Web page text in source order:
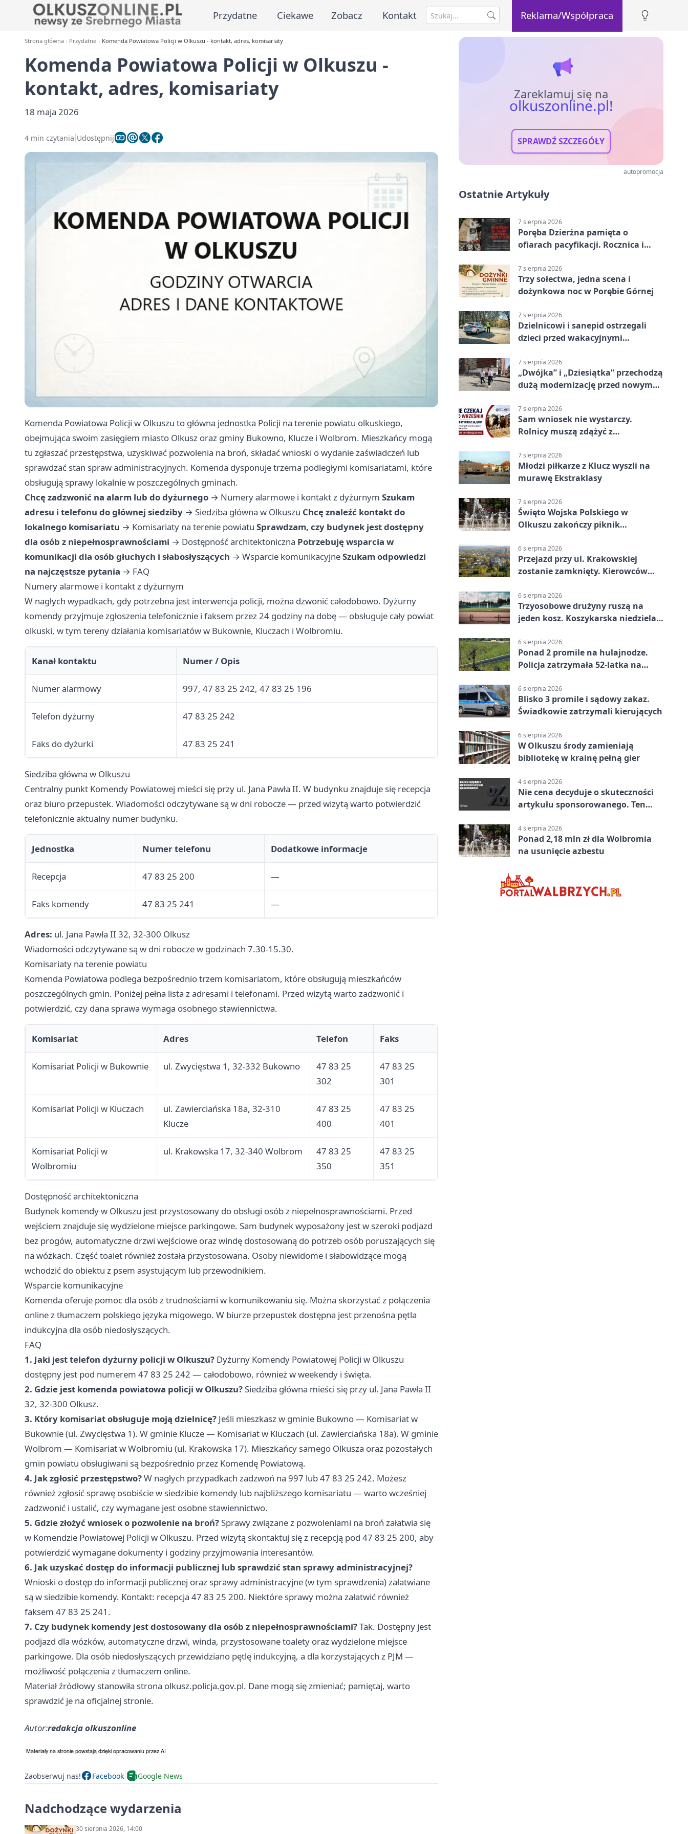
Przydatne Ciekawe Zobacz Kontakt Reklama/Współpraca
Strona główna Przydatne Komenda Powiatowa Policji w Olkuszu - kontakt, adres, komisariaty
Komenda Powiatowa Policji w Olkuszu -
kontakt, adres, komisariaty
18 maja 2026
4 min czytania Udostępnij
Komenda Powiatowa Policji w Olkuszu to główna jednostka Policji na terenie powiatu olkuskiego,
obejmująca swoim zasięgiem miasto Olkusz oraz gminy Bukowno, Klucze i Wolbrom. Mieszkańcy mogą
tu zgłaszać przestępstwa, uzyskiwać pozwolenia na broń, składać wnioski o wydanie zaświadczeń lub
sprawdzać stan spraw administracyjnych. Komenda dysponuje trzema podległymi komisariatami, które
obsługują sprawy lokalnie w poszczególnych gminach.
Chcę zadzwonić na alarm lub do dyżurnego → Numery alarmowe i kontakt z dyżurnym Szukam
adresu i telefonu do głównej siedziby → Siedziba główna w Olkuszu Chcę znaleźć kontakt do
lokalnego komisariatu → Komisariaty na terenie powiatu Sprawdzam, czy budynek jest dostępny
dla osób z niepełnosprawnościami → Dostępność architektoniczna Potrzebuję wsparcia w
komunikacji dla osób głuchych i słabosłyszących → Wsparcie komunikacyjneSzukam odpowiedzi
na najczęstsze pytania → FAQ
Numery alarmowe i kontakt z dyżurnym
W nagłych wypadkach, gdy potrzebna jest interwencja policji, można dzwonić całodobowo. Dyżurny
komendy przyjmuje zgłoszenia telefonicznie i faksem przez 24 godziny na dobę — obsługuje cały powiat
olkuski, w tym tereny działania komisariatów w Bukownie, Kluczach i Wolbromiu.
Kanał kontaktu Numer / Opis
Numer alarmowy 997, 47 83 25 242, 47 83 25 196
Telefon dyżurny 47 83 25 242
Faks do dyżurki 47 83 25 241
Siedziba główna w Olkuszu
Centralny punkt Komendy Powiatowej mieści się przy ul. Jana Pawła II. W budynku znajduje się recepcja
oraz biuro przepustek. Wiadomości odczytywane są w dni robocze — przed wizytą warto potwierdzić
telefonicznie aktualny numer budynku.
Jednostka Numer telefonu Dodatkowe informacje
Recepcja 47 83 25 200 —
Faks komendy 47 83 25 241 —
Adres: ul. Jana Pawła II 32, 32-300 Olkusz
Wiadomości odczytywane są w dni robocze w godzinach 7.30-15.30.
Komisariaty na terenie powiatu
Komenda Powiatowa podlega bezpośrednio trzem komisariatom, które obsługują mieszkańców
poszczególnych gmin. Poniżej pełna lista z adresami i telefonami. Przed wizytą warto zadzwonić i
potwierdzić, czy dana sprawa wymaga osobnego stawiennictwa.
Komisariat Adres Telefon Faks
Komisariat Policji w Bukownie ul. Zwycięstwa 1, 32-332 Bukowno
47 83 25
302
47 83 25
301
Komisariat Policji w Kluczach
ul. Zawierciańska 18a, 32-310
Klucze
47 83 25
400
47 83 25
401
Komisariat Policji w
Wolbromiu
ul. Krakowska 17, 32-340 Wolbrom
47 83 25
350
47 83 25
351
Dostępność architektoniczna
Budynek komendy w Olkuszu jest przystosowany do obsługi osób z niepełnosprawnościami. Przed
wejściem znajduje się wydzielone miejsce parkingowe. Sam budynek wyposażony jest w szeroki podjazd
bez progów, automatyczne drzwi wejściowe oraz windę dostosowaną do potrzeb osób poruszających się
na wózkach. Część toalet również została przystosowana. Osoby niewidome i słabowidzące mogą
wchodzić do obiektu z psem asystującym lub przewodnikiem.
Wsparcie komunikacyjne
Komenda oferuje pomoc dla osób z trudnościami w komunikowaniu się. Można skorzystać z połączenia
online z tłumaczem polskiego języka migowego. W biurze przepustek dostępna jest przenośna pętla
indukcyjna dla osób niedosłyszących.
FAQ
1. Jaki jest telefon dyżurny policji w Olkuszu? Dyżurny Komendy Powiatowej Policji w Olkuszu
dostępny jest pod numerem 47 83 25 242 — całodobowo, również w weekendy i święta.
2. Gdzie jest komenda powiatowa policji w Olkuszu?Siedziba główna mieści się przy ul. Jana Pawła II
32, 32-300 Olkusz.
3. Który komisariat obsługuje moją dzielnicę? Jeśli mieszkasz w gminie Bukowno — Komisariat w
Bukownie (ul. Zwycięstwa 1). W gminie Klucze — Komisariat w Kluczach (ul. Zawierciańska 18a). W gminie
Wolbrom — Komisariat w Wolbromiu (ul. Krakowska 17). Mieszkańcy samego Olkusza oraz pozostałych
gmin powiatu obsługiwani są bezpośrednio przez Komendę Powiatową.
4. Jak zgłosić przestępstwo?W nagłych przypadkach zadzwoń na 997 lub 47 83 25 242. Możesz
również zgłosić sprawę osobiście w siedzibie komendy lub najbliższego komisariatu — warto wcześniej
zadzwonić i ustalić, czy wymagane jest osobne stawiennictwo.
5. Gdzie złożyć wniosek o pozwolenie na broń?Sprawy związane z pozwoleniami na broń załatwia się
w Komendzie Powiatowej Policji w Olkuszu. Przed wizytą skontaktuj się z recepcją pod 47 83 25 200, aby
potwierdzić wymagane dokumenty i godziny przyjmowania interesantów.
6. Jak uzyskać dostęp do informacji publicznej lub sprawdzić stan sprawy administracyjnej?
Wnioski o dostęp do informacji publicznej oraz sprawy administracyjne (w tym sprawdzenia) załatwiane
są w siedzibie komendy. Kontakt: recepcja 47 83 25 200. Niektóre sprawy można załatwić również
faksem 47 83 25 241.
7. Czy budynek komendy jest dostosowany dla osób z niepełnosprawnościami?Tak. Dostępny jest
podjazd dla wózków, automatyczne drzwi, winda, przystosowane toalety oraz wydzielone miejsce
parkingowe. Dla osób niedosłyszących przewidziano pętlę indukcyjną, a dla korzystających z PJM —
możliwość połączenia z tłumaczem online.
Materiał źródłowy stanowiła strona olkusz.policja.gov.pl. Dane mogą się zmieniać; pamiętaj, warto
sprawdzić je na oficjalnej stronie.
Autor:redakcja olkuszonline
Zaobserwuj nas! Facebook Google News
Nadchodzące wydarzenia
30 sierpnia 2026, 14:00
Zareklamuj się na
olkuszonline.pl!
SPRAWDŹ SZCZEGÓŁY
autopromocja
Ostatnie Artykuły
7 sierpnia 2026
Poręba Dzierżna pamięta o
ofiarach pacyfikacji. Rocznica i
7 sierpnia 2026
Trzy sołectwa, jedna scena i
dożynkowa noc w Porębie Górnej
7 sierpnia 2026
Dzielnicowi i sanepid ostrzegali
dzieci przed wakacyjnymi
7 sierpnia 2026
„Dwójka” i „Dziesiątka” przechodzą
dużą modernizację przed nowym
7 sierpnia 2026
Sam wniosek nie wystarczy.
Rolnicy muszą zdążyć z
7 sierpnia 2026
Młodzi piłkarze z Klucz wyszli na
murawę Ekstraklasy
7 sierpnia 2026
Święto Wojska Polskiego w
Olkuszu zakończy piknik
6 sierpnia 2026
Przejazd przy ul. Krakowskiej
zostanie zamknięty. Kierowców
6 sierpnia 2026
Trzyosobowe drużyny ruszą na
jeden kosz. Koszykarska niedziela
6 sierpnia 2026
Ponad 2 promile na hulajnodze.
Policja zatrzymała 52-latka na
6 sierpnia 2026
Blisko 3 promile i sądowy zakaz.
Świadkowie zatrzymali kierujących
6 sierpnia 2026
W Olkuszu środy zamieniają
bibliotekę w krainę pełną gier
4 sierpnia 2026
Nie cena decyduje o skuteczności
artykułu sponsorowanego. Ten
4 sierpnia 2026
Ponad 2,18 mln zł dla Wolbromia
na usunięcie azbestu